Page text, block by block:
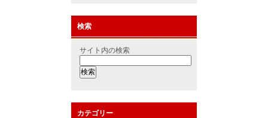
検索
サイト内の検索
カテゴリー